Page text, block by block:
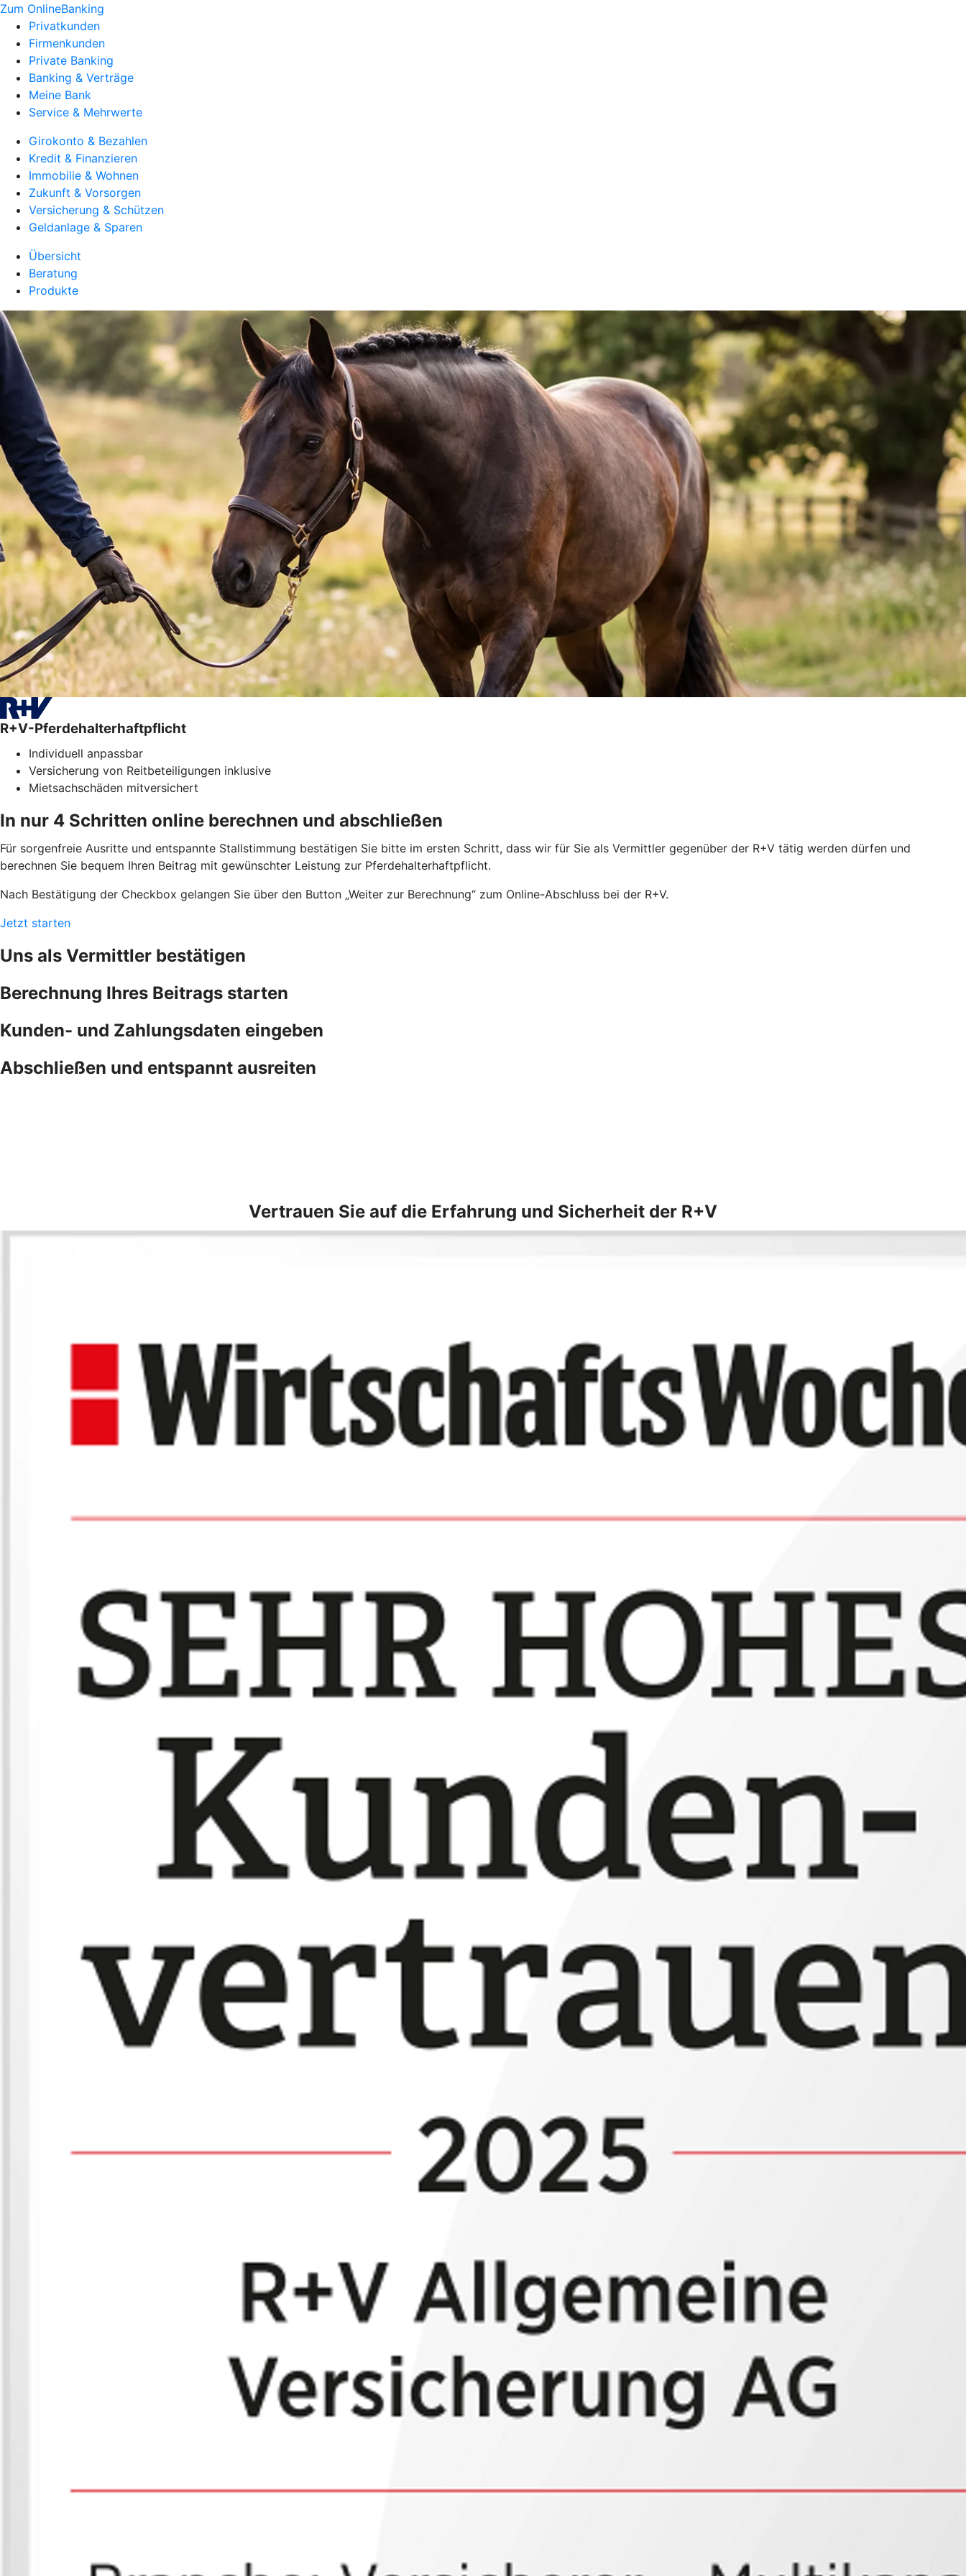
Zum OnlineBanking
Privatkunden
Firmenkunden
Private Banking
Banking & Verträge
Meine Bank
Service & Mehrwerte
Girokonto & Bezahlen
Kredit & Finanzieren
Immobilie & Wohnen
Zukunft & Vorsorgen
Versicherung & Schützen
Geldanlage & Sparen
Übersicht
Beratung
Produkte
R+V-Pferdehalterhaftpflicht
Individuell anpassbar
Versicherung von Reitbeteiligungen inklusive
Mietsachschäden mitversichert
In nur 4 Schritten online berechnen und abschließen
Für sorgenfreie Ausritte und entspannte Stallstimmung bestätigen Sie bitte im ersten Schritt, dass wir für Sie als Vermittler gegenüber der R+V tätig werden dürfen und
berechnen Sie bequem Ihren Beitrag mit gewünschter Leistung zur Pferdehalterhaftpflicht.
Nach Bestätigung der Checkbox gelangen Sie über den Button „Weiter zur Berechnung“ zum Online-Abschluss bei der R+V.
Jetzt starten
Uns als Vermittler bestätigen
Berechnung Ihres Beitrags starten
Kunden- und Zahlungsdaten eingeben
Abschließen und entspannt ausreiten
Vertrauen Sie auf die Erfahrung und Sicherheit der R+V